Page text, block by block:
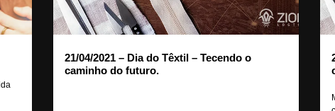
21/04/2021 – Dia do Têxtil – Tecendo o
caminho do futuro.